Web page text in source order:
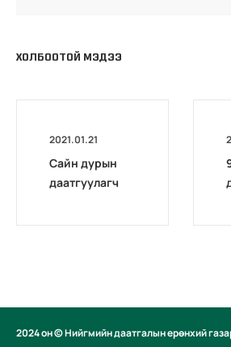
ХОЛБООТОЙ МЭДЭЭ
2021.01.21
Сайн дурын
даатгуулагч
2024 он © Нийгмийн даатгалын ерөнхий